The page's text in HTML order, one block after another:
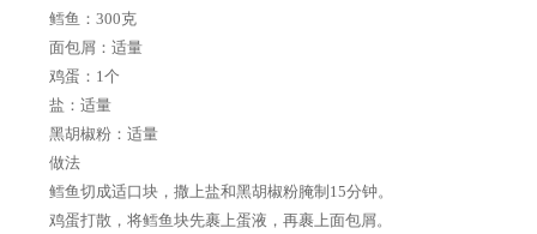
鳕鱼：300克
面包屑：适量
鸡蛋：1个
盐：适量
黑胡椒粉：适量
做法
鳕鱼切成适口块，撒上盐和黑胡椒粉腌制15分钟。
鸡蛋打散，将鳕鱼块先裹上蛋液，再裹上面包屑。